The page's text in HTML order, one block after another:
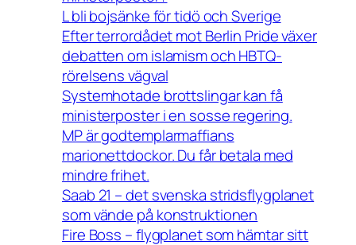
L bli bojsänke för tidö och Sverige
Efter terrordådet mot Berlin Pride växer
debatten om islamism och HBTQ-
rörelsens vägval
Systemhotade brottslingar kan få
ministerposter i en sosse regering.
MP är godtemplarmaffians
marionettdockor. Du får betala med
mindre frihet.
Saab 21 – det svenska stridsflygplanet
som vände på konstruktionen
Fire Boss – flygplanet som hämtar sitt